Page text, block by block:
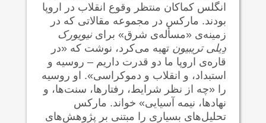
انگلس کماکان منتظر وقوع انقلاب در اروپا
بودند. مارکس در مجموعه مقالاتی که در
زمینه‌ی «مسأله‌ی شرق» براینیویورک
دِیلی تریبیون تهیه می‌کرد، نوشت که «در
قاره‌ی اروپا ما دو قدرت داریم – روسیه و
استبداد، و انقلاب و دموکراسی». او روسیه
را «چه از نظر شرایط، رفتارها، سنت‌ها، و
نهاد‌ها، نیمه آسیایی» خواند. مارکس
تحلیل‌های بسیاری را مبتنی بر پژوهش‌های